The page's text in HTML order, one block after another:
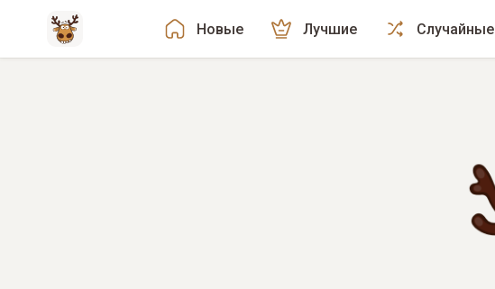
Новые Лучшие Случайные